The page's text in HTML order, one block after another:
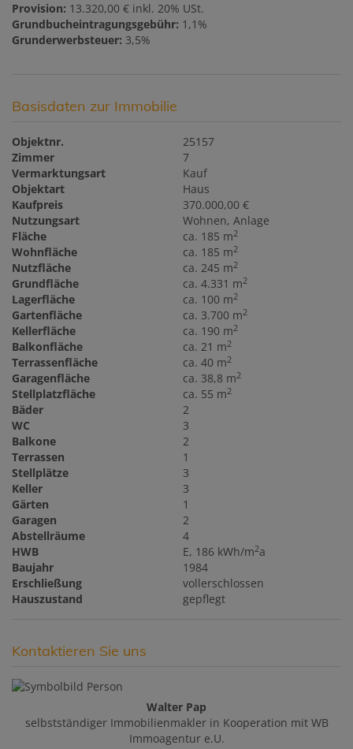
Provision: 13.320,00 € inkl. 20% USt.
Grundbucheintragungsgebühr: 1,1%
Grunderwerbsteuer: 3,5%
Basisdaten zur Immobilie
Objektnr.
25157
Zimmer
7
Vermarktungsart
Kauf
Objektart
Haus
Kaufpreis
370.000,00 €
Nutzungsart
Wohnen Anlage
Fläche
ca. 185 m2
Wohnfläche ca. 185 m2
Nutzfläche ca. 245 m2
Grundfläche ca. 4.331 m2
Lagerfläche ca. 100 m2
Gartenfläche ca. 3.700 m2
Kellerfläche ca. 190 m2
Balkonfläche ca. 21 m2
Terrassenfläche ca. 40 m2
Garagenfläche ca. 38,8 m2
Stellplatzfläche ca. 55 m2
Bäder
2
WC
3
Balkone
2
Terrassen
1
Stellplätze
3
Keller
3
Gärten
1
Garagen
2
Abstellräume
4
HWB
E, 186 kWh/m2a
Baujahr
1984
Erschließung
vollerschlossen
Hauszustand
gepflegt
Kontaktieren Sie uns
Walter Pap
selbstständiger Immobilienmakler in Kooperation mit WB
Immoagentur e.U.